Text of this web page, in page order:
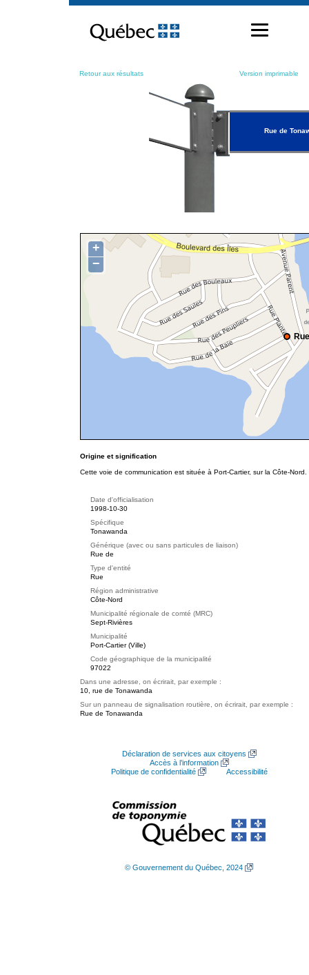
contenu
Retour aux résultats Version imprimable
Rue de
+
−
Origine et signification
Cette voie de communication est située à Port-Cartier, sur la Côte-
Date d'officialisation
1998-10-30
Spécifique
Tonawanda
Générique (avec ou sans particules de liaison)
Rue de
Type d'entité
Rue
Région administrative
Côte-Nord
Municipalité régionale de comté (MRC)
Sept-Rivières
Municipalité
Port-Cartier (Ville)
Code géographique de la municipalité
97022
Dans une adresse, on écrirait, par exemple :
10, rue de Tonawanda
Sur un panneau de signalisation routière, on écrirait, par exemple :
Rue de Tonawanda
Déclaration de services aux citoyens
Accès à l’information
Politique de confidentialité
Accessibilité
© Gouvernement du Québec, 2024